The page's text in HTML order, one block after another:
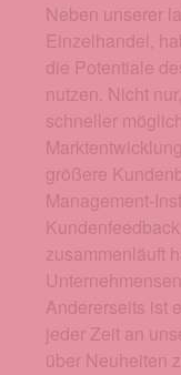
Neben unserer
Einzelhandel,
die Potentiale
nutzen. Nicht
schneller
größere
Management-
zusammenläuft
Andererseits ist
jeder Zeit an
über Neuheiten